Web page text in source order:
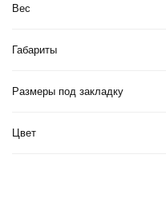
Вес
Габариты
Размеры под закладку
Цвет